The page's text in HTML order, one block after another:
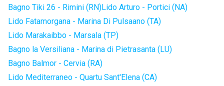
Bagno Tiki 26 - Rimini (RN)Lido Arturo - Portici (NA)
Lido Fatamorgana - Marina Di Pulsaano (TA)
Lido Marakaibbo - Marsala (TP)
Bagno la Versiliana - Marina di Pietrasanta (LU)
Bagno Balmor - Cervia (RA)
Lido Mediterraneo - Quartu Sant'Elena (CA)